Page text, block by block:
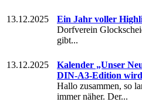
13.12.2025
Ein Jahr voller
Dorfverein
gibt...
13.12.2025
Kalender „Unser
DIN-A3-Edition
Hallo zusammen, so
immer näher. Der...